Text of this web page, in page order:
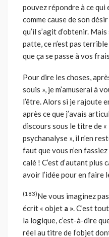
pouvez répondre à ce
comme cause de son
qu’il s’agit d’obtenir.
patte, ce n’est pas
que ça se passe à vos
Pour dire les choses,
souis », je m’amuserai à
l’être. Alors si je rajoute
après ce que j’avais
discours sous le titre de «
psychanalyse », il n’en
faut que vous n’en
calé ! C’est d’autant plus
avoir l’idée pour en faire
(183)Ne vous imaginez pas
écrit « objet a ». C’est
la logique, c’est-à-dire
réel au titre de l’objet